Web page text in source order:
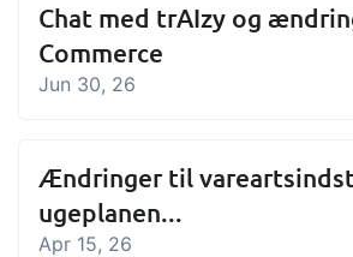
Chat med trAIzy og
Commerce
Jun 30, 26
Ændringer til
ugeplanen...
Apr 15, 26